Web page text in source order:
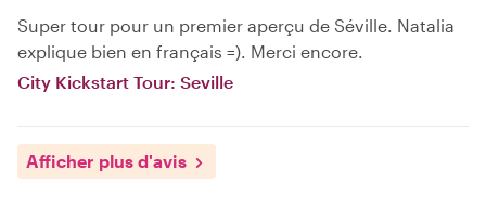
Super tour pour un premier aperçu de Séville. Natalia
explique bien en français =). Merci encore.
City Kickstart Tour: Seville
Afficher plus d'avis